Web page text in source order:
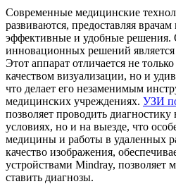
Современные медицинские
развиваются, предоставляя
эффективные и удобные решения.
инновационных решений
Этот аппарат отличается не
качеством визуализации, но и
что делает его незаменимым
медицинских учреждениях. УЗИ
позволяет проводить
условиях, но и на выезде, что
медицины и работы в удаленных
качество изображения,
устройствами Mindray, позволяет
ставить диагнозы.